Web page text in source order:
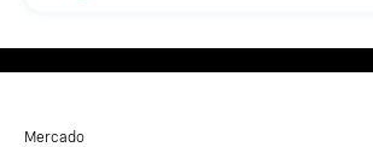
Mercado